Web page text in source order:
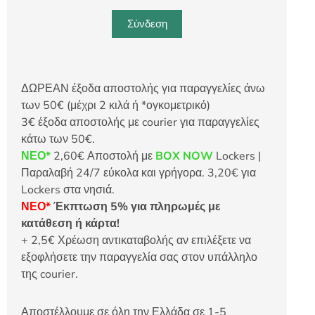
Σύνδεση
ΔΩΡΕΑΝ έξοδα αποστολής για παραγγελίες άνω
των 50€ (μέχρι 2 κιλά ή *ογκομετρικό)
3€ έξοδα αποστολής με courier για παραγγελίες
κάτω των 50€.
ΝΕΟ* 2,60€ Αποστολή με BOX NOW Lockers |
Παραλαβή 24/7 εύκολα και γρήγορα. 3,20€ για
Lockers στα νησιά.
ΝΕΟ*Έκπτωση 5% για πληρωμές με
κατάθεση ή κάρτα!
+ 2,5€ Χρέωση αντικαταβολής αν επιλέξετε να
εξοφλήσετε την παραγγελία σας στον υπάλληλο
της courier.